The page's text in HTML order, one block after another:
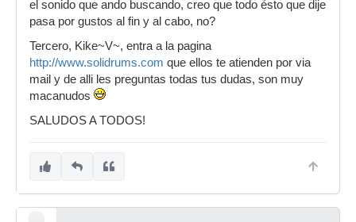
el sonido que ando buscando, creo que todo ésto que dije
pasa por gustos al fin y al cabo, no?
Tercero, Kike~V~, entra a la pagina
http://www.solidrums.com que ellos te atienden por via
mail y de alli les preguntas todas tus dudas, son muy
macanudos
SALUDOS A TODOS!